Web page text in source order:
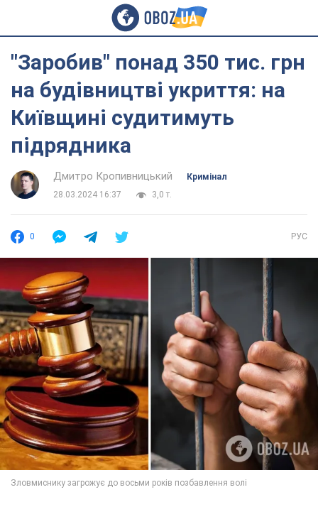
"Заробив" понад 350 тис. грн
на будівництві укриття: на
Київщині судитимуть
підрядника
Дмитро Кропивницький
Кримінал
28.03.2024 16:37
3,0 т.
0 РУС